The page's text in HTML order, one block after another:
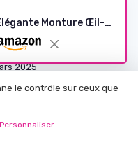
KAT Lunettes de Soleil - Élégante Monture Œil-de-Chat - Marron Écaille de Tortue - Modèle Mixte pour Hommes et Femmes - Charnières à Ressort - S59-2 1 Pack - Écaille Brune 0 x
2024
2025
2025
2025
2025
le contrôle sur ceux que
Personnaliser